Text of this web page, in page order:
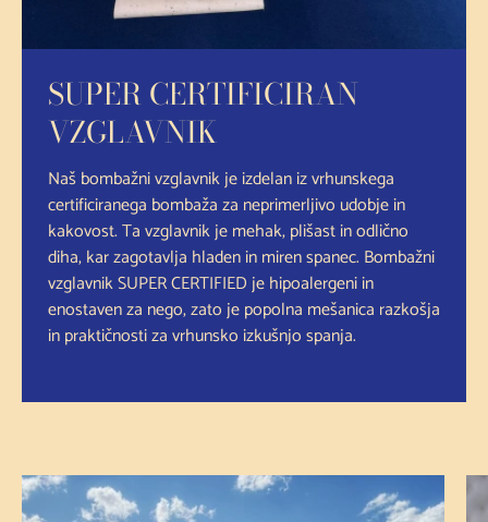
SUPER CERTIFICIRAN
VZGLAVNIK
Naš bombažni vzglavnik je izdelan iz vrhunskega
certificiranega bombaža za neprimerljivo udobje in
kakovost. Ta vzglavnik je mehak, plišast in odlično
diha, kar zagotavlja hladen in miren spanec. Bombažni
vzglavnik SUPER CERTIFIED je hipoalergeni in
enostaven za nego, zato je popolna mešanica razkošja
in praktičnosti za vrhunsko izkušnjo spanja.